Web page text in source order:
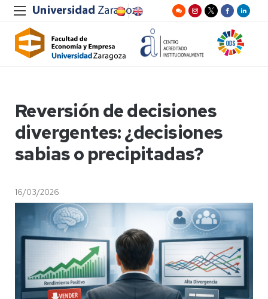
Reversión de decisiones
divergentes: ¿decisiones
sabias o precipitadas?
16/03/2026